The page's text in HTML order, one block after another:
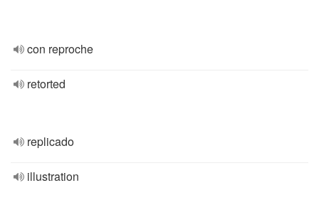
con reproche
retorted
replicado
illustration